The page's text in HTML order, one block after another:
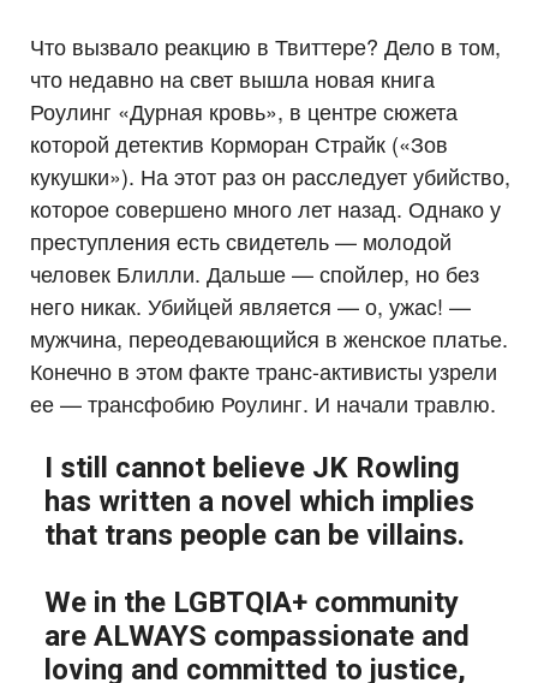
Что вызвало реакцию в Твиттере? Дело в том,
что недавно на свет вышла новая книга
Роулинг «Дурная кровь», в центре сюжета
которой детектив Корморан Страйк («Зов
кукушки»). На этот раз он расследует убийство,
которое совершено много лет назад. Однако у
преступления есть свидетель — молодой
человек Блилли. Дальше — спойлер, но без
него никак. Убийцей является — о, ужас! —
мужчина, переодевающийся в женское платье.
Конечно в этом факте транс-активисты узрели
ее — трансфобию Роулинг. И начали травлю.
I still cannot believe JK Rowling
has written a novel which implies
that trans people can be villains.
We in the LGBTQIA+ community
are ALWAYS compassionate and
loving and committed to justice,